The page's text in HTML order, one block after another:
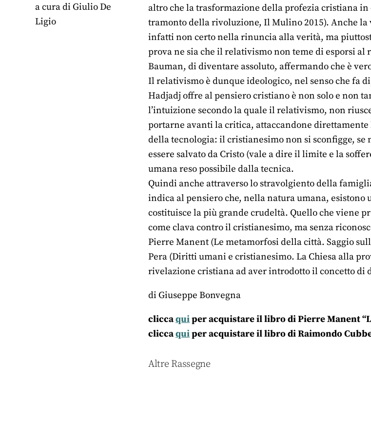
a cura di Giulio De
Ligio
altro che la trasformazione della profezia cristiana
tramonto della rivoluzione, Il Mulino 2015). Anche
infatti non certo nella rinuncia alla verità, ma
prova ne sia che il relativismo non teme di esporsi al
Bauman, di diventare assoluto, affermando che è
Il relativismo è dunque ideologico, nel senso che fa
Hadjadj offre al pensiero cristiano è non solo e non
l’intuizione secondo la quale il relativismo, non
portarne avanti la critica, attaccandone
della tecnologia: il cristianesimo non si sconfigge,
essere salvato da Cristo (vale a dire il limite e la
umana reso possibile dalla tecnica.
Quindi anche attraverso lo stravolgiento della
indica al pensiero che, nella natura umana,
costituisce la più grande crudeltà. Quello che viene
come clava contro il cristianesimo, ma senza
Pierre Manent (Le metamorfosi della città. Saggio
Pera (Diritti umani e cristianesimo. La Chiesa alla
rivelazione cristiana ad aver introdotto il concetto di
di Giuseppe Bonvegna
cliccaquiper acquistare il libro di Pierre Manent
cliccaquiper acquistare il libro di Raimondo
Altre Rassegne